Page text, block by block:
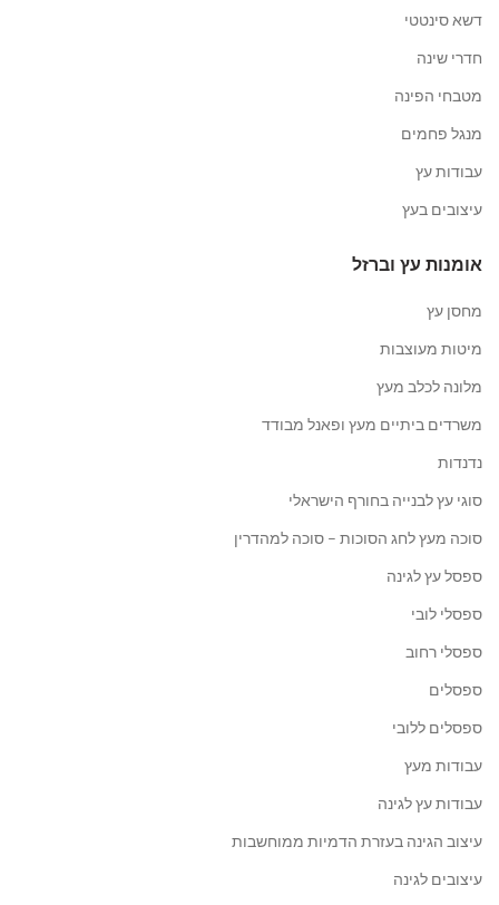
דשא סינטטי
חדרי שינה
מטבחי הפינה
מנגל פחמים
עבודות עץ
עיצובים בעץ
אומנות עץ וברזל
מחסן עץ
מיטות מעוצבות
מלונה לכלב מעץ
משרדים ביתיים מעץ ופאנל מבודד
נדנדות
סוגי עץ לבנייה בחורף הישראלי
סוכה מעץ לחג הסוכות – סוכה למהדרין
ספסל עץ לגינה
ספסלי לובי
ספסלי רחוב
ספסלים
ספסלים ללובי
עבודות מעץ
עבודות עץ לגינה
עיצוב הגינה בעזרת הדמיות ממוחשבות
עיצובים לגינה